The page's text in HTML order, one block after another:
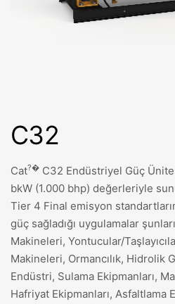
C32
Cat?� C32 Endüstriyel Güç
bkW (1.000 bhp) değerleriyle
Tier 4 Final emisyon
güç sağladığı uygulamalar
Makineleri, Yontucular/
Makineleri, Ormancılık, Hidrolik
Endüstri, Sulama Ekipmanları,
Hafriyat Ekipmanları, Asfaltlama